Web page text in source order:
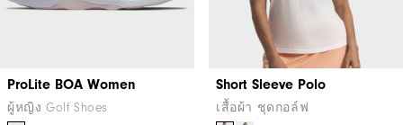
ProLite BOA Women
ผู้หญิง Golf Shoes
Short Sleeve Polo
เสื้อผ้า ชุดกอล์ฟ